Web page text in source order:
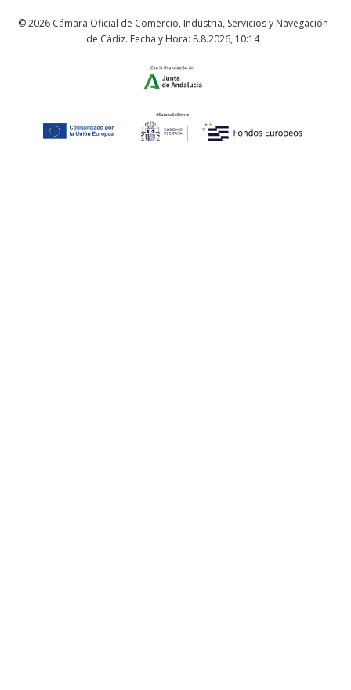
© 2026 Cámara Oficial de Comercio, Industria, Servicios y Navegación
de Cádiz. Fecha y Hora: 8.8.2026, 10:14